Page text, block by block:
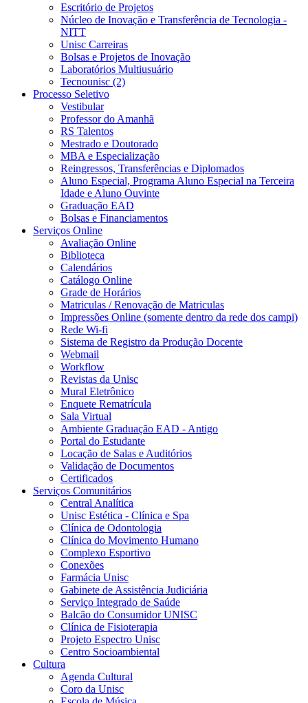
Escritório de Projetos
Núcleo de Inovação e Transferência de Tecnologia -
NITT
Unisc Carreiras
Bolsas e Projetos de Inovação
Laboratórios Multiusuário
Tecnounisc (2)
Processo Seletivo
Vestibular
Professor do Amanhã
RS Talentos
Mestrado e Doutorado
MBA e Especialização
Reingressos, Transferências e Diplomados
Aluno Especial, Programa Aluno Especial na Terceira
Idade e Aluno Ouvinte
Graduação EAD
Bolsas e Financiamentos
Serviços Online
Avaliação Online
Biblioteca
Calendários
Catálogo Online
Grade de Horários
Matriculas / Renovação de Matriculas
Impressões Online (somente dentro da rede dos campi)
Rede Wi-fi
Sistema de Registro da Produção Docente
Webmail
Workflow
Revistas da Unisc
Mural Eletrônico
Enquete Rematrícula
Sala Virtual
Ambiente Graduação EAD - Antigo
Portal do Estudante
Locação de Salas e Auditórios
Validação de Documentos
Certificados
Serviços Comunitários
Central Analítica
Unisc Estética - Clínica e Spa
Clínica de Odontologia
Clínica do Movimento Humano
Complexo Esportivo
Conexões
Farmácia Unisc
Gabinete de Assistência Judiciária
Serviço Integrado de Saúde
Balcão do Consumidor UNISC
Clínica de Fisioterapia
Projeto Espectro Unisc
Centro Socioambiental
Cultura
Agenda Cultural
Coro da Unisc